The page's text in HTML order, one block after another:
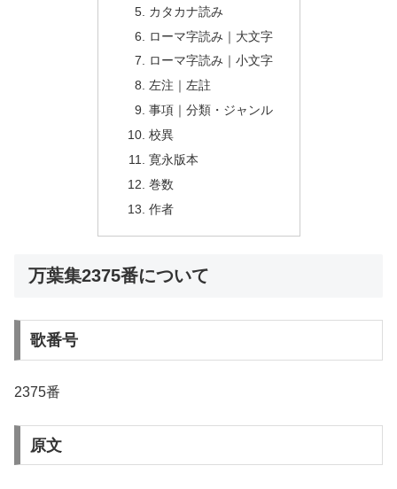
カタカナ読み
ローマ字読み｜大文字
ローマ字読み｜小文字
左注｜左註
事項｜分類・ジャンル
校異
寛永版本
巻数
作者
万葉集2375番について
歌番号
2375番
原文